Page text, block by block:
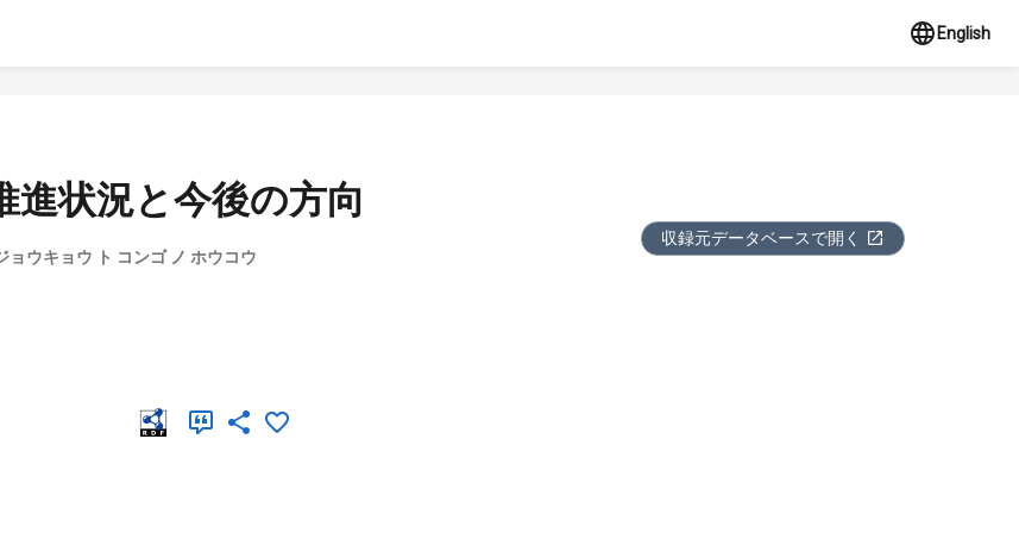
English
進状況と今後の方向
ョウキョウ ト コンゴ ノ ホウコウ
収録元データベースで開く